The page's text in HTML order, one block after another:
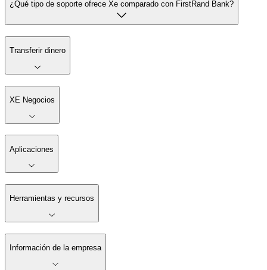
¿Qué tipo de soporte ofrece Xe comparado con FirstRand Bank?
Transferir dinero
XE Negocios
Aplicaciones
Herramientas y recursos
Información de la empresa